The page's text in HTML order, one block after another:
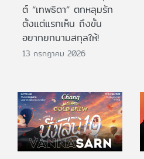
ต์ “เทพธิดา” ตกหลุมรัก
ตั้งแต่แรกเห็น ถึงขั้น
อยากยกนามสกุลให้!
13 กรกฎาคม 2026